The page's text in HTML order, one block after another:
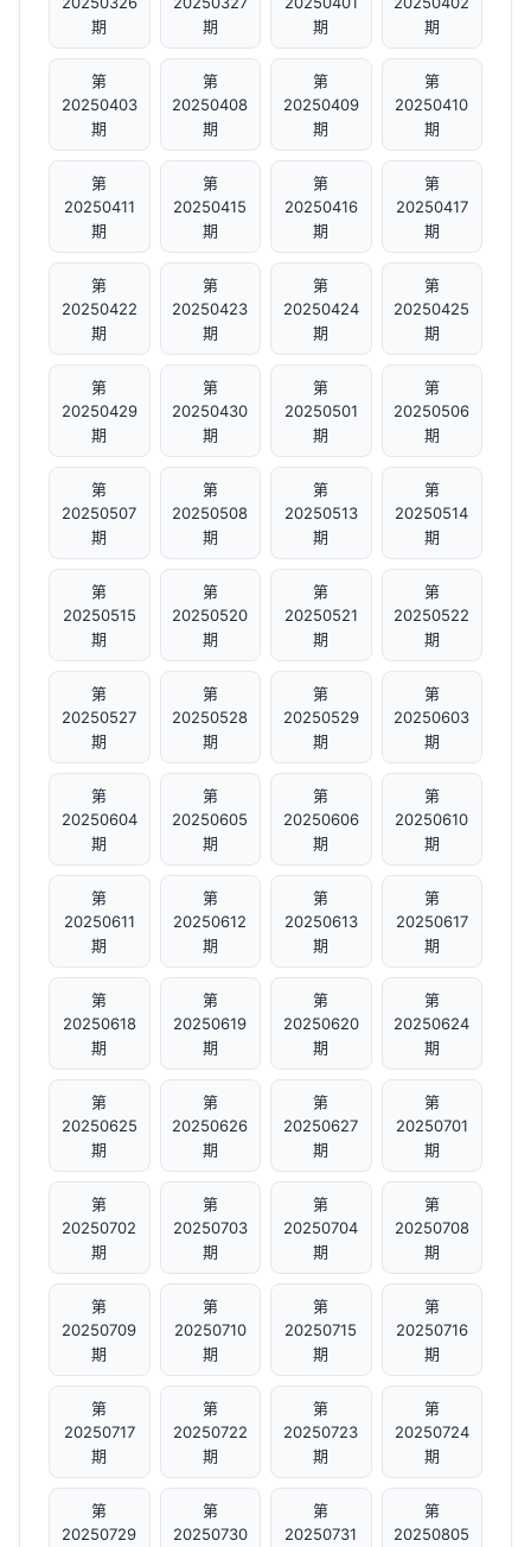
期
期
期
期
第
20250403
期
第
20250408
期
第
20250409
期
第
20250410
期
第
20250411
期
第
20250415
期
第
20250416
期
第
20250417
期
第
20250422
期
第
20250423
期
第
20250424
期
第
20250425
期
第
20250429
期
第
20250430
期
第
20250501
期
第
20250506
期
第
20250507
期
第
20250508
期
第
20250513
期
第
20250514
期
第
20250515
期
第
20250520
期
第
20250521
期
第
20250522
期
第
20250527
期
第
20250528
期
第
20250529
期
第
20250603
期
第
20250604
期
第
20250605
期
第
20250606
期
第
20250610
期
第
20250611
期
第
20250612
期
第
20250613
期
第
20250617
期
第
20250618
期
第
20250619
期
第
20250620
期
第
20250624
期
第
20250625
期
第
20250626
期
第
20250627
期
第
20250701
期
第
20250702
期
第
20250703
期
第
20250704
期
第
20250708
期
第
20250709
期
第
20250710
期
第
20250715
期
第
20250716
期
第
20250717
期
第
20250722
期
第
20250723
期
第
20250724
期
第
20250729
第
20250730
第
20250731
第
20250805